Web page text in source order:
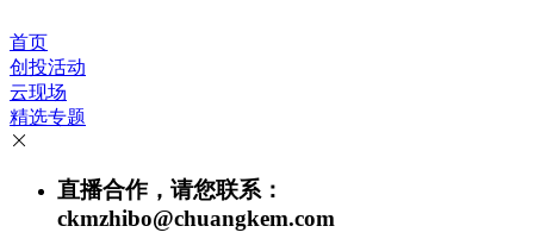
首页
创投活动
云现场
精选专题
直播合作，请您联系：
ckmzhibo@chuangkem.com